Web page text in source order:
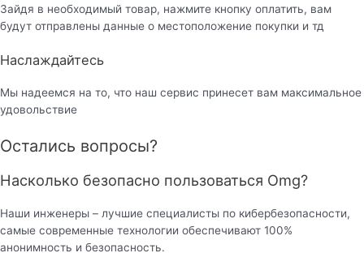
Зайдя в необходимый товар, нажмите кнопку оплатить, вам
будут отправлены данные о местоположение покупки и тд
Наслаждайтесь
Мы надеемся на то, что наш сервис принесет вам максимальное
удовольствие
Остались вопросы?
Насколько безопасно пользоваться Omg?
Наши инженеры – лучшие специалисты по кибербезопасности,
самые современные технологии обеспечивают 100%
анонимность и безопасность.